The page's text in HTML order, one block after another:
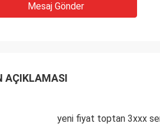
Mesaj Gönder
AÇIKLAMASI
yeni fiyat toptan 3xxx